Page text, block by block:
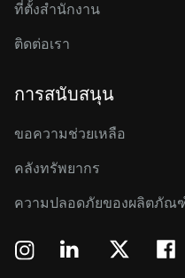
ที่ตั้งสำนักงาน
ติดต่อเรา
การสนับสนุน
ขอความช่วยเหลือ
คลังทรัพยากร
ความปลอดภัยของผลิตภัณ